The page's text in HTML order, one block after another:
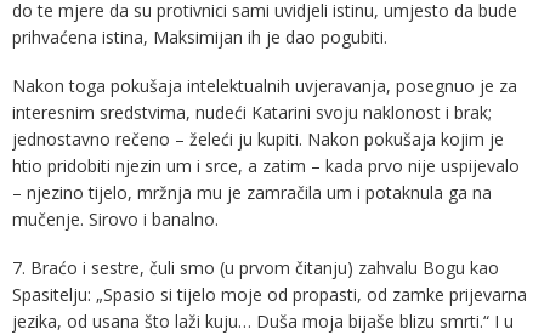
do te mjere da su protivnici sami uvidjeli istinu, umjesto da bude
prihvaćena istina, Maksimijan ih je dao pogubiti.
Nakon toga pokušaja intelektualnih uvjeravanja, posegnuo je za
interesnim sredstvima, nudeći Katarini svoju naklonost i brak;
jednostavno rečeno – želeći ju kupiti. Nakon pokušaja kojim je
htio pridobiti njezin um i srce, a zatim – kada prvo nije uspijevalo
– njezino tijelo, mržnja mu je zamračila um i potaknula ga na
mučenje. Sirovo i banalno.
7. Braćo i sestre, čuli smo (u prvom čitanju) zahvalu Bogu kao
Spasitelju: „Spasio si tijelo moje od propasti, od zamke prijevarna
jezika, od usana što laži kuju… Duša moja bijaše blizu smrti.“ I u